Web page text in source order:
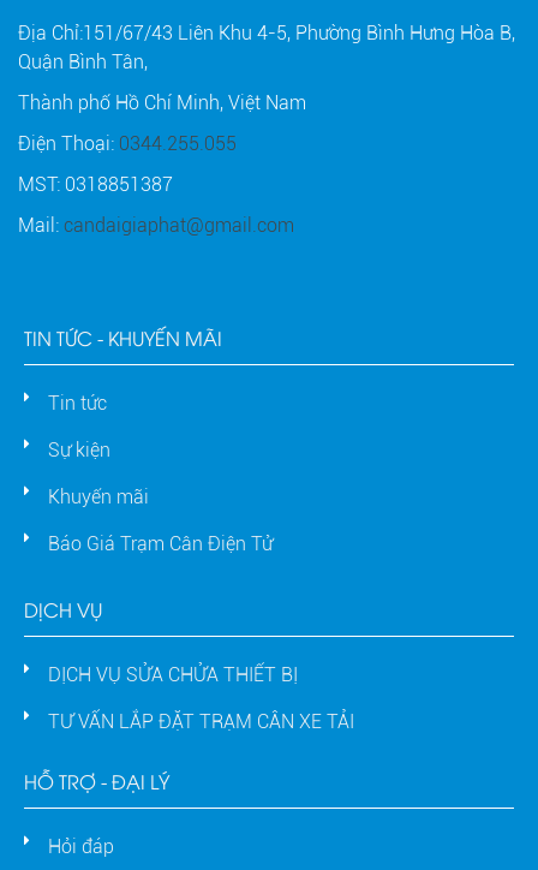
Địa Chỉ:151/67/43 Liên Khu 4-5, Phường Bình Hưng Hòa B,
Quận Bình Tân,
Thành phố Hồ Chí Minh, Việt Nam
Điện Thoại: 0344.255.055
MST: 0318851387
Mail: candaigiaphat@gmail.com
TIN TỨC - KHUYẾN MÃI
Tin tức
Sự kiện
Khuyến mãi
Báo Giá Trạm Cân Điện Tử
DỊCH VỤ
DỊCH VỤ SỬA CHỬA THIẾT BỊ
TƯ VẤN LẮP ĐẶT TRẠM CÂN XE TẢI
HỖ TRỢ - ĐẠI LÝ
Hỏi đáp